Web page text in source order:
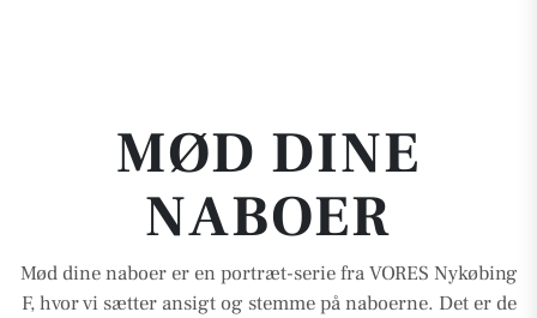
MØD DINE
NABOER
Mød dine naboer er en portræt-serie fra VORES Nykøbing
F, hvor vi sætter ansigt og stemme på naboerne. Det er de